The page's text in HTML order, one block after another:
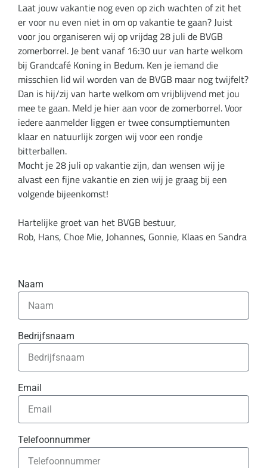
Laat jouw vakantie nog even op zich wachten of zit het
er voor nu even niet in om op vakantie te gaan? Juist
voor jou organiseren wij op vrijdag 28 juli de BVGB
zomerborrel. Je bent vanaf 16:30 uur van harte welkom
bij Grandcafé Koning in Bedum. Ken je iemand die
misschien lid wil worden van de BVGB maar nog twijfelt?
Dan is hij/zij van harte welkom om vrijblijvend met jou
mee te gaan. Meld je hier aan voor de zomerborrel. Voor
iedere aanmelder liggen er twee consumptiemunten
klaar en natuurlijk zorgen wij voor een rondje
bitterballen.
Mocht je 28 juli op vakantie zijn, dan wensen wij je
alvast een fijne vakantie en zien wij je graag bij een
volgende bijeenkomst!
Hartelijke groet van het BVGB bestuur,
Rob, Hans, Choe Mie, Johannes, Gonnie, Klaas en Sandra
Naam
Bedrijfsnaam
Email
Telefoonnummer